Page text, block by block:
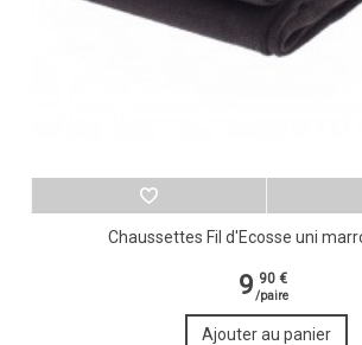
Chaussettes Fil d'Ecosse uni
9 90 €
/paire